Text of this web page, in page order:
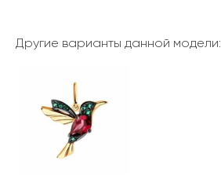
Другие варианты данной модели: